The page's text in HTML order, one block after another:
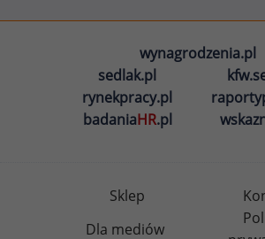
wynagrodzenia.pl
sedlak.pl
rynekpracy.pl
badaniaHR.pl
Sklep
Dla mediów